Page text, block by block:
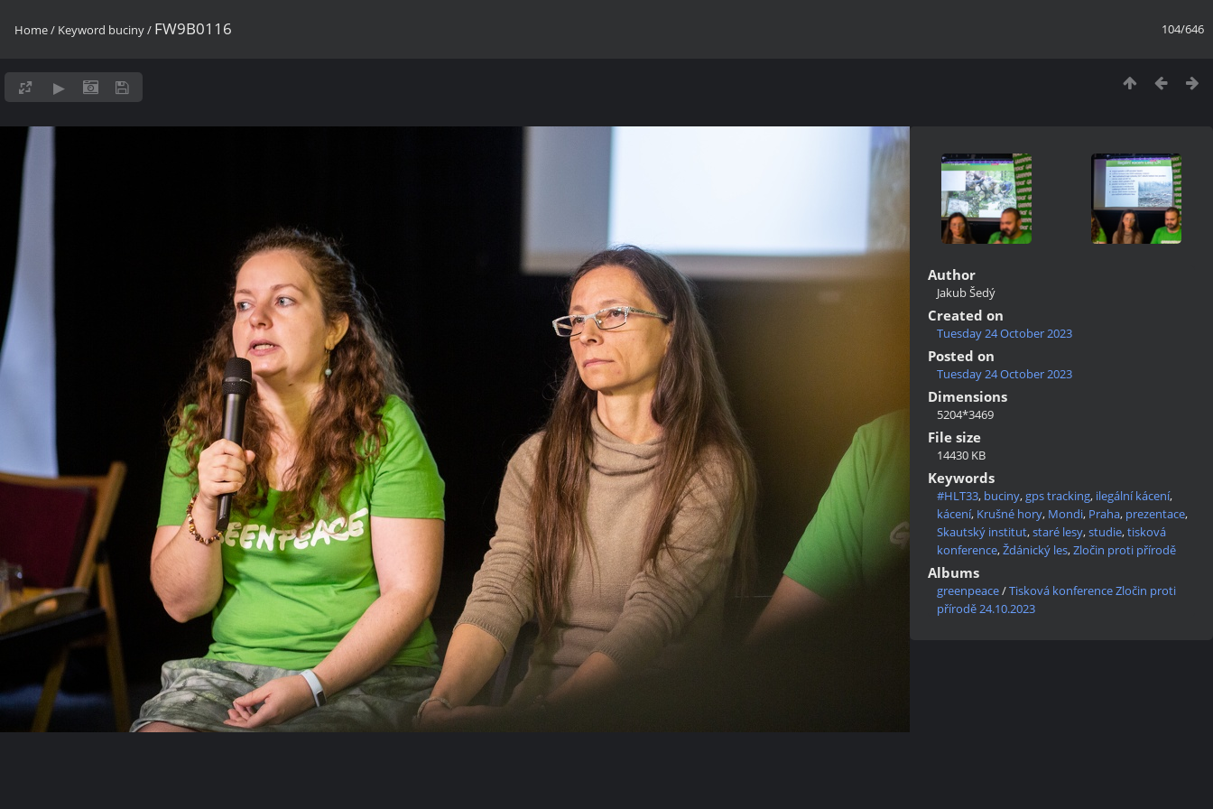
104/646
Home/ Keyword buciny/ FW9B0116
Author
Jakub Šedý
Created on
Tuesday 24 October 2023
Posted on
Tuesday 24 October 2023
Dimensions
5204*3469
File size
14430 KB
Keywords
#HLT33, buciny,gps tracking, ilegální kácení,
kácení, Krušné hory, Mondi, Praha, prezentace,
Skautský institut,staré lesy,studie,tisková
konference,Ždánický les,Zločin proti přírodě
Albums
greenpeace/Tisková konference Zločin proti
přírodě 24.10.2023